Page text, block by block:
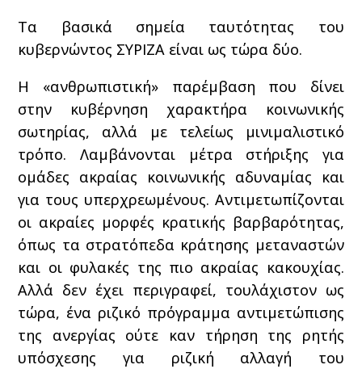
Τα βασικά σημεία ταυτότητας του
κυβερνώντος ΣΥΡΙΖΑ είναι ως τώρα δύο.
Η «ανθρωπιστική» παρέμβαση που δίνει
στην κυβέρνηση χαρακτήρα κοινωνικής
σωτηρίας, αλλά με τελείως μινιμαλιστικό
τρόπο. Λαμβάνονται μέτρα στήριξης για
ομάδες ακραίας κοινωνικής αδυναμίας και
για τους υπερχρεωμένους. Αντιμετωπίζονται
οι ακραίες μορφές κρατικής βαρβαρότητας,
όπως τα στρατόπεδα κράτησης μεταναστών
και οι φυλακές της πιο ακραίας κακουχίας.
Αλλά δεν έχει περιγραφεί, τουλάχιστον ως
τώρα, ένα ριζικό πρόγραμμα αντιμετώπισης
της ανεργίας ούτε καν τήρηση της ρητής
υπόσχεσης για ριζική αλλαγή του